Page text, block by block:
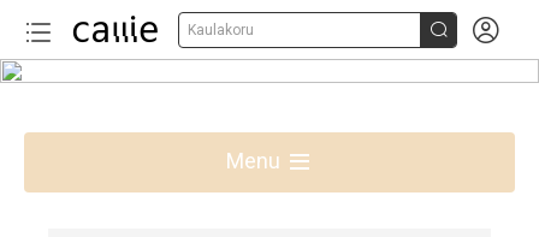
Kaulakoru  
content
Parhaat lahjaideat Suomessa
Menu